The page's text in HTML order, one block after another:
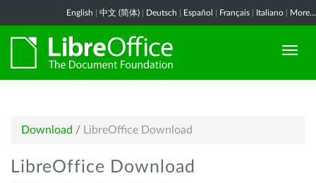
English 中文 (简体) Deutsch Español Français Italiano More...
Download / LibreOffice Download
LibreOffice Download